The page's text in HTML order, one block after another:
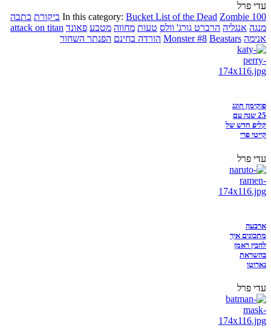
עדי פרל
In this category: Bucket List of the Dead Zombie 100 ביקורת כתבה
מנגה אנגליה הרברט גורג' וולס טעות מחווה מטבע פאונד attack on titan
אנימה
Monster #8 Beastars הורדה בחינם הפנתר השחור
פוקימון חוגג
25 שנה עם
קליפ חדש של
קייטי פרי
עדי פרל
ארבעה
מתכונים איך
להכין ראמן
בהשראת
נארוטו
עדי פרל